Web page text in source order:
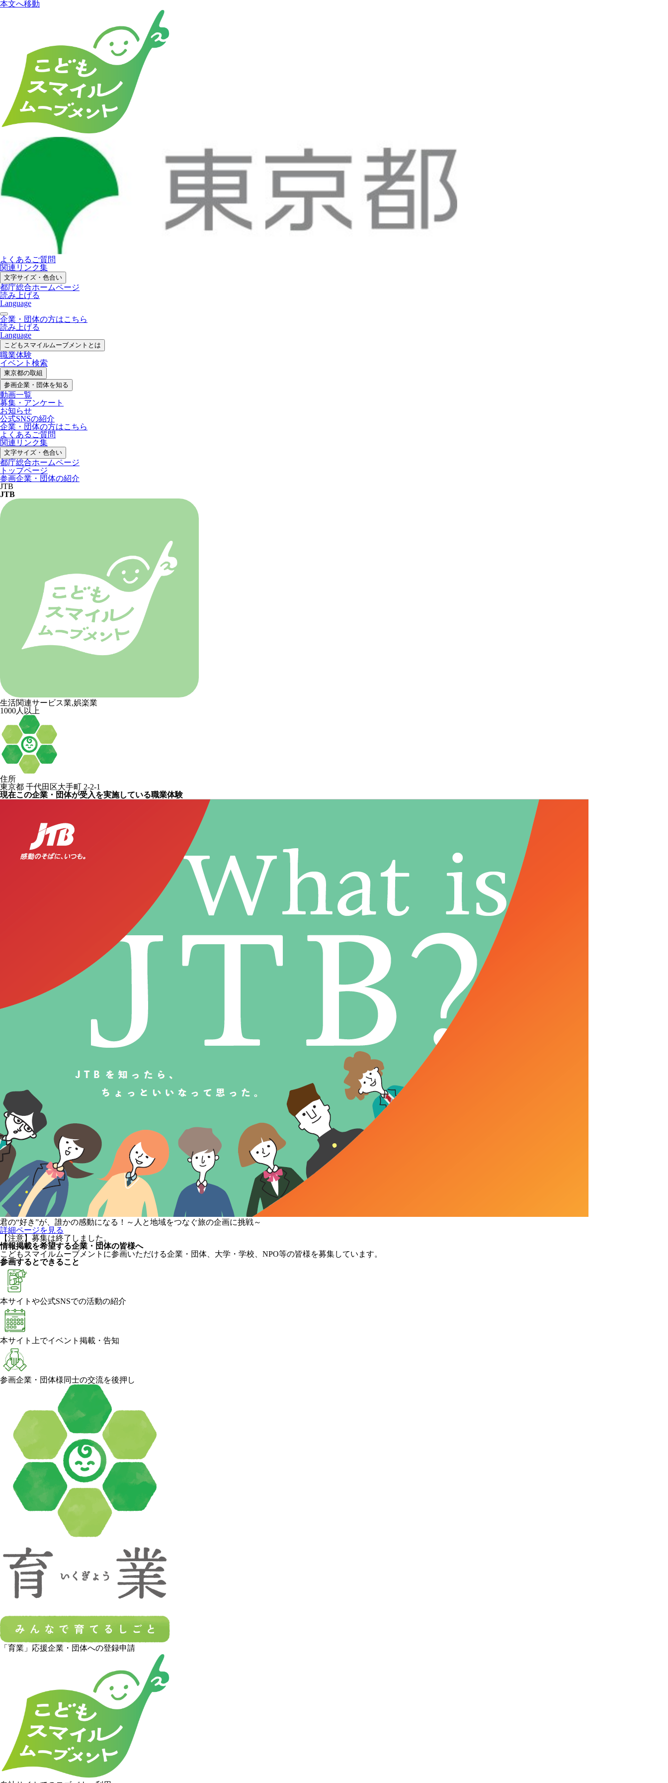
本文へ移動
よくあるご質問
関連リンク集
文字サイズ・色合い
都庁総合ホームページ
読み上げる
Language
企業・団体の方はこちら
読み上げる
Language
こどもスマイルムーブメントとは
職業体験
イベント検索
東京都の取組
参画企業・ 団体を知る
動画一覧
募集・ アンケート
お知らせ
公式SNSの紹介
企業・団体の方はこちら
よくあるご質問
関連リンク集
文字サイズ・色合い
都庁総合ホームページ
トップページ
参画企業・団体の紹介
JTB
JTB
生活関連サービス業,娯楽業
1000人以上
住所
東京都 千代田区大手町 2-2-1
現在この企業・団体が受入を実施している職業体験
君の“好き”が、誰かの感動になる！～人と地域をつなぐ旅の企画に挑戦～
詳細ページを見る
【注意】募集は終了しました。
情報掲載を希望する企業・団体の皆様へ
こどもスマイルムーブメントに参画いただける企業・団体、大学・学校、NPO等の皆様を募集しています。
参画するとできること
本サイトや公式SNSでの活動の紹介
本サイト上でイベント掲載・告知
参画企業・団体様同士の交流を後押し
「育業」応援企業・団体への登録申請